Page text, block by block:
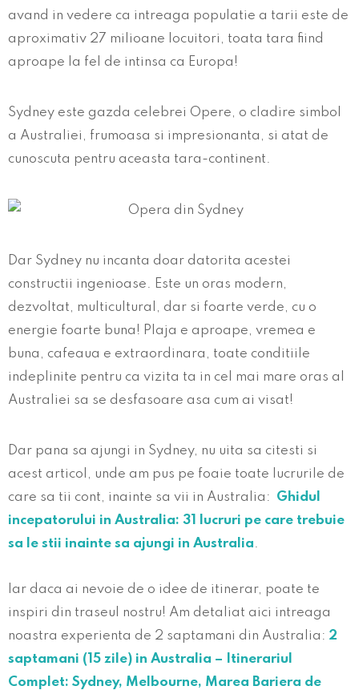
avand in vedere ca intreaga populatie a tarii este de
aproximativ 27 milioane locuitori, toata tara fiind
aproape la fel de intinsa ca Europa!
Sydney este gazda celebrei Opere, o cladire simbol
a Australiei, frumoasa si impresionanta, si atat de
cunoscuta pentru aceasta tara-continent.
Dar Sydney nu incanta doar datorita acestei
constructii ingenioase. Este un oras modern,
dezvoltat, multicultural, dar si foarte verde, cu o
energie foarte buna! Plaja e aproape, vremea e
buna, cafeaua e extraordinara, toate conditiile
indeplinite pentru ca vizita ta in cel mai mare oras al
Australiei sa se desfasoare asa cum ai visat!
Dar pana sa ajungi in Sydney, nu uita sa citesti si
acest articol, unde am pus pe foaie toate lucrurile de
care sa tii cont, inainte sa vii in Australia: Ghidul
incepatorului in Australia: 31 lucruri pe care trebuie
sa le stii inainte sa ajungi in Australia.
Iar daca ai nevoie de o idee de itinerar, poate te
inspiri din traseul nostru! Am detaliat aici intreaga
noastra experienta de 2 saptamani din Australia: 2
saptamani (15 zile) in Australia – Itinerariul
Complet: Sydney, Melbourne, Marea Bariera de